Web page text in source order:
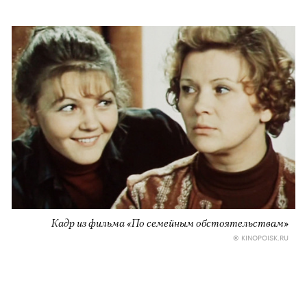
Кадр из фильма «По семейным обстоятельствам»
© KINOPOISK.RU